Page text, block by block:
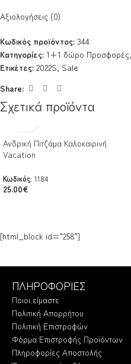
Αξιολογήσεις (0)
Κωδικός προϊόντος: 344
Κατηγορίες: 1+1 δώρο Προσφορές,
Ετικέτες: 2022S, Sale
Share:
Σχετικά προϊόντα
Ανδρική Πιτζάμα Καλοκαιρινή
Vacation
Κωδικός: 1184
25.00€
[html_block id="258"]
ΠΛΗΡΟΦΟΡΙΕΣ
Ποιοι είμαστε
Πολιτική Απορρήτου
Πολιτική Επιστροφών
Φόρμα Επιστροφής Προϊόντων
Πληροφορίες Αποστολής